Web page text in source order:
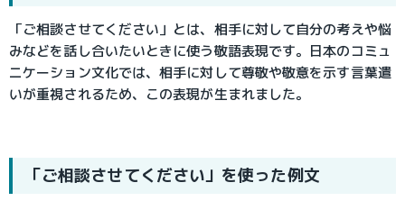
「ご相談させてください」とは、相手に対して自分の考えや悩
みなどを話し合いたいときに使う敬語表現です。日本のコミュ
ニケーション文化では、相手に対して尊敬や敬意を示す言葉遣
いが重視されるため、この表現が生まれました。
「ご相談させてください」を使った例文